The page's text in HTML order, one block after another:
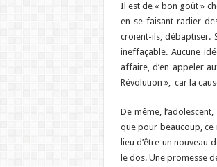
Il est de « bon goût »
en se faisant radier
croient-ils, débaptiser.
ineffaçable. Aucune
affaire, d’en appeler
Révolution », car la
De même,
que pour beaucoup, ce
lieu d’être un nouveau
le dos. Une promesse